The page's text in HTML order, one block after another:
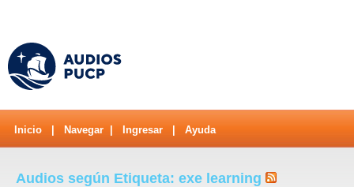
Inicio Navegar Ingresar Ayuda
Audios según Etiqueta: exe learning